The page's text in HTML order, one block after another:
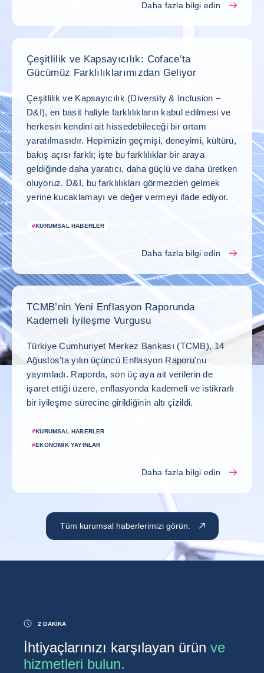
Tüm kurumsal haberlerimizi görün.
Daha fazla bilgi edin
Çeşitlilik ve Kapsayıcılık: Coface’ta
Gücümüz Farklılıklarımızdan Geliyor
Çeşitlilik ve Kapsayıcılık (Diversity & Inclusion –
D&I), en basit haliyle farklılıkların kabul edilmesi ve
herkesin kendini ait hissedebileceği bir ortam
yaratılmasıdır. Hepimizin geçmişi, deneyimi, kültürü,
bakış açısı farklı; işte bu farklılıklar bir araya
geldiğinde daha yaratıcı, daha güçlü ve daha üretken
oluyoruz. D&I, bu farklılıkları görmezden gelmek
yerine kucaklamayı ve değer vermeyi ifade ediyor.
#KURUMSAL HABERLER
Daha fazla bilgi edin
TCMB’nin Yeni Enflasyon Raporunda
Kademeli İyileşme Vurgusu
Türkiye Cumhuriyet Merkez Bankası (TCMB), 14
Ağustos’ta yılın üçüncü Enflasyon Raporu’nu
yayımladı. Raporda, son üç aya ait verilerin de
işaret ettiği üzere, enflasyonda kademeli ve istikrarlı
bir iyileşme sürecine girildiğinin altı çizildi.
#KURUMSAL HABERLER
#EKONOMIK YAYINLAR
Daha fazla bilgi edin
İhtiyaçlarınızı karşılayan ürün ve
hizmetleri bulun.
2 DAKIKA